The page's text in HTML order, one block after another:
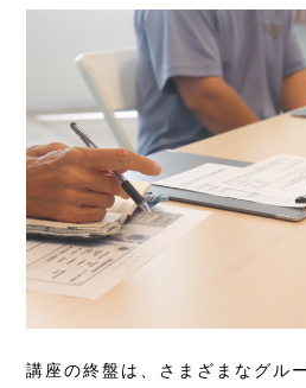
講座の終盤は、さまざまなグル